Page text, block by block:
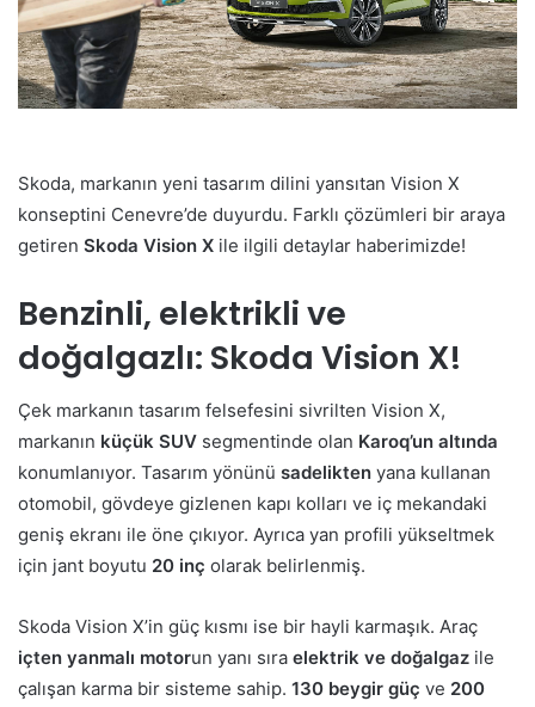
Skoda, markanın yeni tasarım dilini yansıtan Vision X
konseptini Cenevre’de duyurdu. Farklı çözümleri bir araya
getiren Skoda Vision X ile ilgili detaylar haberimizde!
Benzinli, elektrikli ve
doğalgazlı: Skoda Vision X!
Çek markanın tasarım felsefesini sivrilten Vision X,
markanın küçük SUV segmentinde olan Karoq’un altında
konumlanıyor. Tasarım yönünü sadelikten yana kullanan
otomobil, gövdeye gizlenen kapı kolları ve iç mekandaki
geniş ekranı ile öne çıkıyor. Ayrıca yan profili yükseltmek
için jant boyutu 20 inç olarak belirlenmiş.
Skoda Vision X’in güç kısmı ise bir hayli karmaşık. Araç
içten yanmalı motorun yanı sıra elektrik ve doğalgaz ile
çalışan karma bir sisteme sahip. 130 beygir güç ve 200